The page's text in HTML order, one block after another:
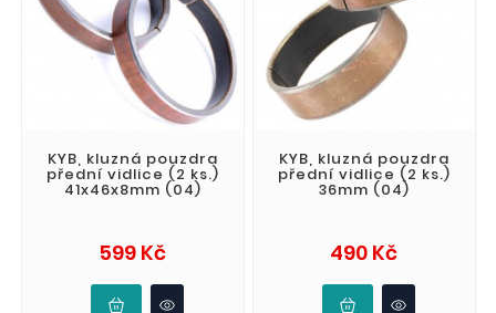
KYB, kluzná pouzdra
přední vidlice (2 ks.)
41x46x8mm (04)
599 KčCena
KYB, kluzná pouzdra
přední vidlice (2 ks.)
36mm (04)
490 KčCena